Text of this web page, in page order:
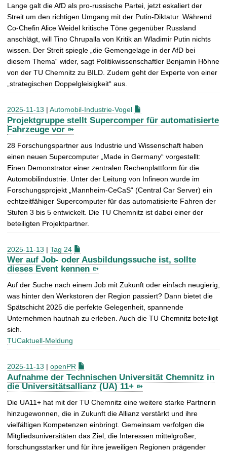
Lange galt die AfD als pro-russische Partei, jetzt eskaliert der
Streit um den richtigen Umgang mit der Putin-Diktatur. Während
Co-Chefin Alice Weidel kritische Töne gegenüber Russland
anschlägt, will Tino Chrupalla von Kritik an Wladimir Putin nichts
wissen. Der Streit spiegle „die Gemengelage in der AfD bei
diesem Thema“ wider, sagt Politikwissenschaftler Benjamin Höhne
von der TU Chemnitz zu BILD. Zudem geht der Experte von einer
„strategischen Doppelgleisigkeit“ aus.
2025-11-13 | Automobil-Industrie-Vogel
Projektgruppe stellt Supercomper für automatisierte
Fahrzeuge vor
28 Forschungspartner aus Industrie und Wissenschaft haben
einen neuen Supercomputer „Made in Germany“ vorgestellt:
Einen Demonstrator einer zentralen Rechenplattform für die
Automobilindustrie. Unter der Leitung von Infineon wurde im
Forschungsprojekt „Mannheim-CeCaS“ (Central Car Server) ein
echtzeitfähiger Supercomputer für das automatisierte Fahren der
Stufen 3 bis 5 entwickelt. Die TU Chemnitz ist dabei einer der
beteiligten Projektpartner.
2025-11-13 | Tag 24
Wer auf Job- oder Ausbildungssuche ist, sollte
dieses Event kennen
Auf der Suche nach einem Job mit Zukunft oder einfach neugierig,
was hinter den Werkstoren der Region passiert? Dann bietet die
Spätschicht 2025 die perfekte Gelegenheit, spannende
Unternehmen hautnah zu erleben. Auch die TU Chemnitz beteiligt
sich.
TUCaktuell-Meldung
2025-11-13 | openPR
Aufnahme der Technischen Universität Chemnitz in
die Universitätsallianz (UA) 11+
Die UA11+ hat mit der TU Chemnitz eine weitere starke Partnerin
hinzugewonnen, die in Zukunft die Allianz verstärkt und ihre
vielfältigen Kompetenzen einbringt. Gemeinsam verfolgen die
Mitgliedsuniversitäten das Ziel, die Interessen mittelgroßer,
forschungsstarker und für ihre jeweiligen Regionen prägender